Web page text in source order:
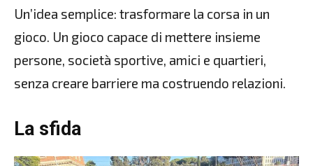
Un’idea semplice: trasformare la corsa in un
gioco. Un gioco capace di mettere insieme
persone, società sportive, amici e quartieri,
senza creare barriere ma costruendo relazioni.
La sfida